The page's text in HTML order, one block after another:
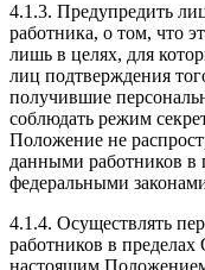
4.1.3. Предупредить
работника, о том, что
лишь в целях, для
лиц подтверждения
получившие
соблюдать режим
Положение не
данными работников в
федеральными
4.1.4. Осуществлять
работников в пределах